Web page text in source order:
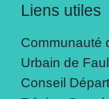
Liens utiles
Communauté
Urbain de
Conseil